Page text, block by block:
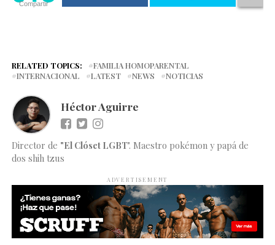
Compartir
RELATED TOPICS:
FAMILIA HOMOPARENTAL
INTERNACIONAL
LATEST NEWS NOTICIAS
Héctor Aguirre
Director de "El Clóset LGBT". Maestro pokémon y papá de
dos shih tzus
ADVERTISEMENT